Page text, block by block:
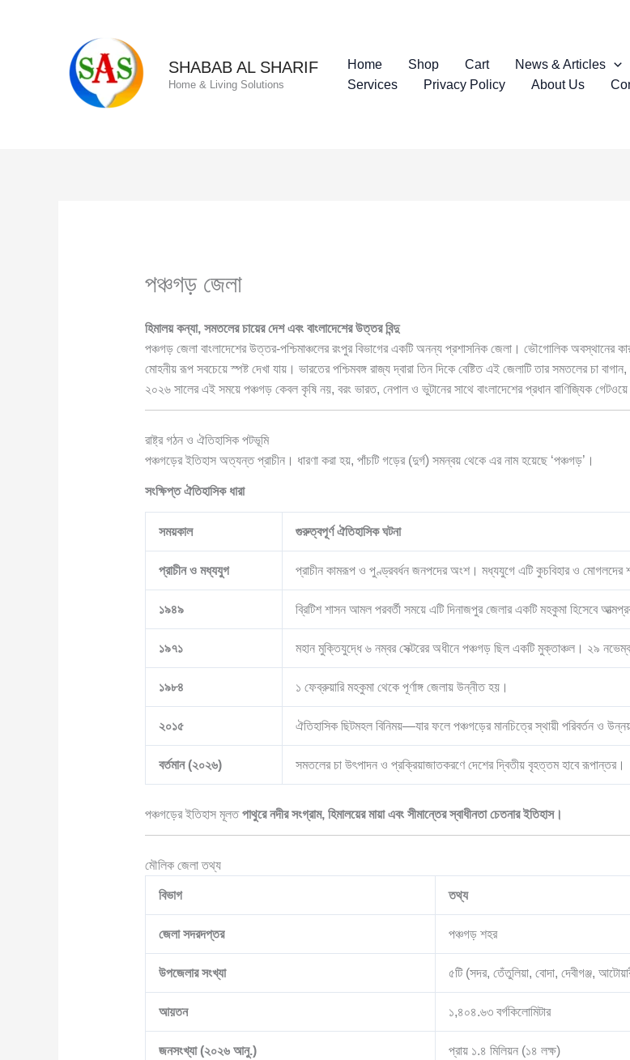
SHABAB AL SHARIF
Home & Living Solutions
Home Shop Cart News & Articles
Services
Privacy Policy About Us
পঞ্চগড় জেলা
হিমালয় কন্যা, সমতলের চায়ের দেশ এবং বাংলাদেশের উত্তর বিন্দু
পঞ্চগড় জেলা বাংলাদেশের উত্তর-পশ্চিমাঞ্চলের রংপুর বিভাগের একটি অনন্য প্রশাসনিক জেলা। ভৌগোলিক অবস্থানের
মোহনীয় রূপ সবচেয়ে স্পষ্ট দেখা যায়। ভারতের পশ্চিমবঙ্গ রাজ্য দ্বারা তিন দিকে বেষ্টিত এই জেলাটি তার সমতলের চা
২০২৬ সালের এই সময়ে পঞ্চগড় কেবল কৃষি নয়, বরং ভারত, নেপাল ও ভুটানের সাথে বাংলাদেশের প্রধান বাণিজ্যিক গেটওয়ে
রাষ্ট্র গঠন ও ঐতিহাসিক পটভূমি
পঞ্চগড়ের ইতিহাস অত্যন্ত প্রাচীন। ধারণা করা হয়, পাঁচটি গড়ের (দুর্গ) সমন্বয় থেকে এর নাম হয়েছে ‘পঞ্চগড়’।
সংক্ষিপ্ত ঐতিহাসিক ধারা
সময়কাল গুরুত্বপূর্ণ ঐতিহাসিক ঘটনা
প্রাচীন ও মধ্যযুগ প্রাচীন কামরূপ ও পুণ্ড্রবর্ধন জনপদের অংশ। মধ্যযুগে এটি কুচবিহার ও মোগলদের
১৯৪৯ ব্রিটিশ শাসন আমল পরবর্তী সময়ে এটি দিনাজপুর জেলার একটি মহকুমা হিসেবে
১৯৭১ মহান মুক্তিযুদ্ধে ৬ নম্বর সেক্টরের অধীনে পঞ্চগড় ছিল একটি মুক্তাঞ্চল। ২৯
১৯৮৪ ১ ফেব্রুয়ারি মহকুমা থেকে পূর্ণাঙ্গ জেলায় উন্নীত হয়।
২০১৫ ঐতিহাসিক ছিটমহল বিনিময়—যার ফলে পঞ্চগড়ের মানচিত্রে স্থায়ী পরিবর্তন ও
বর্তমান (২০২৬) সমতলের চা উৎপাদন ও প্রক্রিয়াজাতকরণে দেশের দ্বিতীয় বৃহত্তম হাবে রূপান্তর।
পঞ্চগড়ের ইতিহাস মূলতপাথুরে নদীর সংগ্রাম, হিমালয়ের মায়া এবং সীমান্তের স্বাধীনতা চেতনার ইতিহাস।
মৌলিক জেলা তথ্য
বিভাগ তথ্য
জেলা সদরদপ্তর পঞ্চগড় শহর
উপজেলার সংখ্যা ৫টি (সদর, তেঁতুলিয়া, বোদা, দেবীগঞ্জ,
আয়তন ১,৪০৪.৬৩ বর্গকিলোমিটার
জনসংখ্যা (২০২৬ আনু.) প্রায় ১.৪ মিলিয়ন (১৪ লক্ষ)